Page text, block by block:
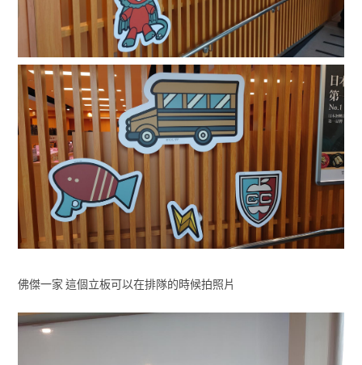
佛傑一家 這個立板可以在排隊的時候拍照片